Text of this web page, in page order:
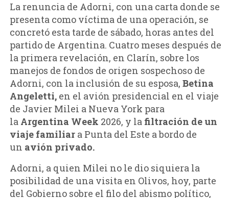
La renuncia de Adorni, con una carta donde se
presenta como víctima de una operación, se
concretó esta tarde de sábado, horas antes del
partido de Argentina. Cuatro meses después de
la primera revelación, en Clarín, sobre los
manejos de fondos de origen sospechoso de
Adorni, con la inclusión de su esposa, Betina
Angeletti,en el avión presidencial en el viaje
de Javier Milei a Nueva York para
la Argentina Week 2026, y la filtración de un
viaje familiar a Punta del Este a bordo de
un avión privado.
Adorni, a quien Milei no le dio siquiera la
posibilidad de una visita en Olivos, hoy, parte
del Gobierno sobre el filo del abismo político,